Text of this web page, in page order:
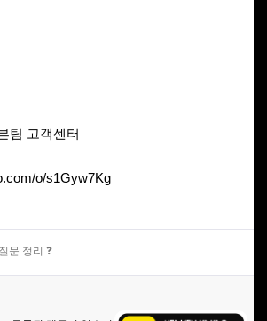
팀 고객센터
o/s1Gyw7Kg
문 정리 ❓